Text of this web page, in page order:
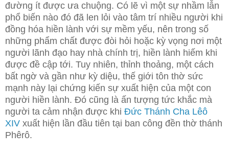
đường ít được ưa chuộng. Có lẽ vì một sự nhầm lẫn
phổ biến nào đó đã len lỏi vào tâm trí nhiều người khi
đồng hóa hiền lành với sự mềm yếu, nên trong số
những phẩm chất được đòi hỏi hoặc kỳ vọng nơi một
người lãnh đạo hay nhà chính trị, hiền lành hiếm khi
được đề cập tới. Tuy nhiên, thỉnh thoảng, một cách
bất ngờ và gần như kỳ diệu, thế giới tôn thờ sức
mạnh này lại chứng kiến sự xuất hiện của một con
người hiền lành. Đó cũng là ấn tượng tức khắc mà
người ta cảm nhận được khi Đức Thánh Cha Lêô
XIV xuất hiện lần đầu tiên tại ban công đền thờ thánh
Phêrô.